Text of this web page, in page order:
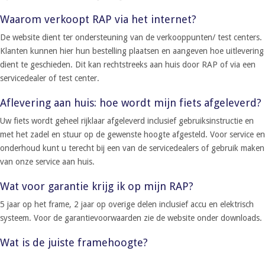
Waarom verkoopt RAP via het internet?
De website dient ter ondersteuning van de verkooppunten/ test centers.
Klanten kunnen hier hun bestelling plaatsen en aangeven hoe uitlevering
dient te geschieden. Dit kan rechtstreeks aan huis door RAP of via een
servicedealer of test center.
Aflevering aan huis: hoe wordt mijn fiets afgeleverd?
Uw fiets wordt geheel rijklaar afgeleverd inclusief gebruiksinstructie en
met het zadel en stuur op de gewenste hoogte afgesteld. Voor service en
onderhoud kunt u terecht bij een van de servicedealers of gebruik maken
van onze service aan huis.
Wat voor garantie krijg ik op mijn RAP?
5 jaar op het frame, 2 jaar op overige delen inclusief accu en elektrisch
systeem. Voor de garantievoorwaarden zie de website onder downloads.
Wat is de juiste framehoogte?